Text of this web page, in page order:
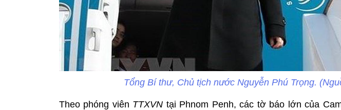
Tổng Bí thư, Chủ tịch nước Nguyễn Phú Trọng.
Theo phóng viên TTXVN tại Phnom Penh, các tờ báo lớn của